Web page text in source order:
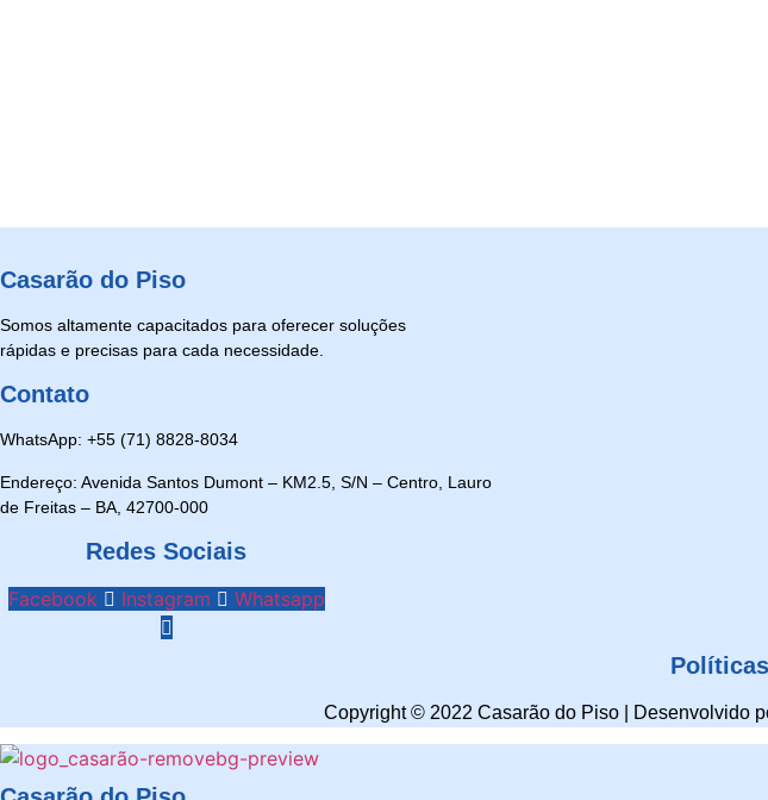
Casarão do Piso
Somos altamente capacitados para oferecer soluções
rápidas e precisas para cada necessidade.
Contato
WhatsApp: +55 (71) 8828-8034
Endereço: Avenida Santos Dumont – KM2.5, S/N – Centro, Lauro
de Freitas – BA, 42700-000
Redes Sociais
Facebook Instagram Whatsapp
Copyright © 2022 Casarão do Piso | Desenvolvido